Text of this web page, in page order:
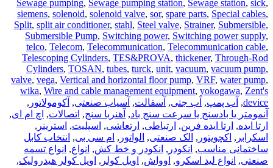
Sewage pumping, Sewage pumping station, Sewage station, sick,
siemens, solenoid, solenoid valve, sor, spare parts, Special cables,
Split, split air conditioner, stahl, Steel valve, Strainer, Submersible,
Submersible Pump, Switching power, Switching power supply,
telco, Telecom, Telecommunication, Telecommunication cable,
Telescoping Cylinders, TES&PROVA, thickener, Through-Rod
Cylinders, TOSAN, tubes, turck, unit, vacuum, vacuum pump,
valve, vega, Vertical and horizontal floor pump, VRF, water pump,
wika, Wire and cable management equipment, yokogawa, Zent's
device
, آب پمپ, آب جتی, آسفالت, آسیاب صنعتی, آکومولاتور ,
آنمومتر یا بادسنج یا سرعت سنج باد, آهنربا سنج, اتصالات, اچ ام ای,
ارتا ایده, ارتا ایده فرین, ارتباطی, ارتعاشی, اسپلیت, استرینر ,
اسکرابر , اکچویتور , الک صنعتی, الواتور , ام سی بی, انتخاب کابل
ساختمانی مناسب, انکودر , انکودر و خط کش, انواع, انواع تسمه
صنعتی, انواع لید اسکرو, اوواش, اویل کولر , اویل کولر هیدرولیک,